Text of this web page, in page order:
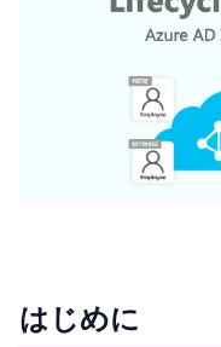
はじめに